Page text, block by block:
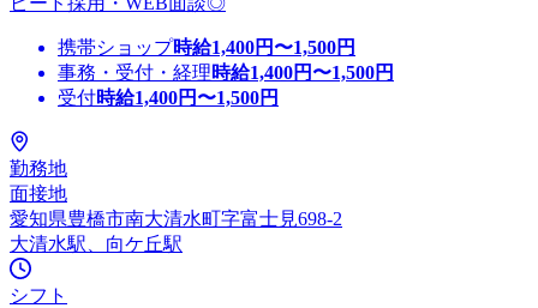
携帯ショップ時給1,400円〜1,500円
事務・受付・経理時給1,400円〜1,500円
受付時給1,400円〜1,500円
勤務地
面接地
愛知県豊橋市南大清水町字富士見698-2
大清水駅、向ケ丘駅
シフト